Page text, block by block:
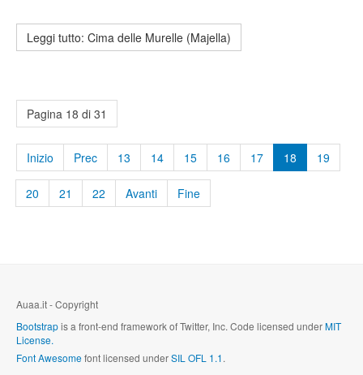
Leggi tutto: Cima delle Murelle (Majella)
Pagina 18 di 31
Inizio Prec 13 14 15 16 17 18 19
20 21 22 Avanti Fine
Auaa.it - Copyright
Bootstrapis a front-end framework of Twitter, Inc. Code licensed underMIT
License.
Font Awesomefont licensed underSIL OFL 1.1.